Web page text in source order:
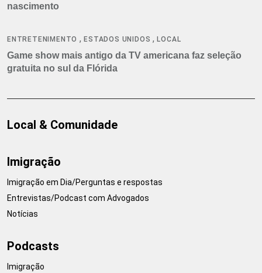
nascimento
ENTRETENIMENTO ,ESTADOS UNIDOS ,LOCAL
Game show mais antigo da TV americana faz seleção
gratuita no sul da Flórida
Local & Comunidade
Imigração
Imigração em Dia/Perguntas e respostas
Entrevistas/Podcast com Advogados
Notícias
Podcasts
Imigração